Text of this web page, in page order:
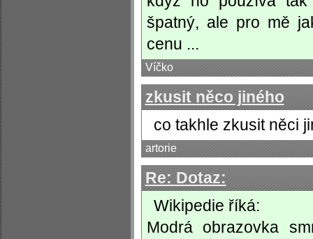
špatný, ale pro mě
cenu ...
Víčko
zkusit něco jiného
co takhle zkusit něci
artorie
Re: Dotaz:
Wikipedie říká:
Modrá obrazovka